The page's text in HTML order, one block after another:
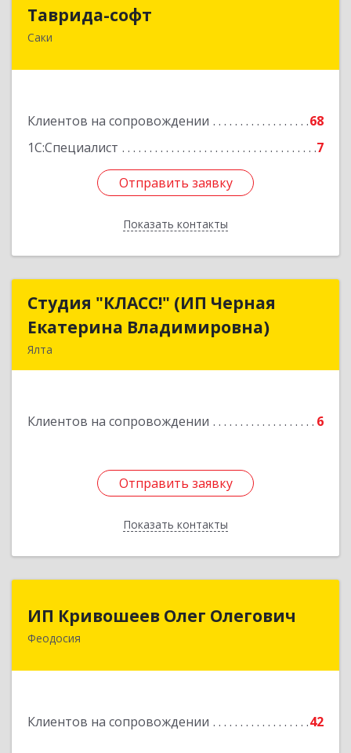
Таврида-софт
Саки
Клиентов на сопровождении
68
1С:Специалист
7
Отправить заявку
Показать контакты
Подробнее
Отправить заявку
Назад
Студия "КЛАСС!" (ИП Черная
Екатерина Владимировна)
Ялта
Клиентов на сопровождении 6
Отправить заявку
Показать контакты
Студия "КЛАСС!" (ИП Черная
Екатерина Владимировна)
Отправить заявку
Назад
ИП Кривошеев Олег Олегович
Феодосия
Клиентов на сопровождении 42